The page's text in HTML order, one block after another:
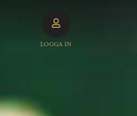
LOGGA IN